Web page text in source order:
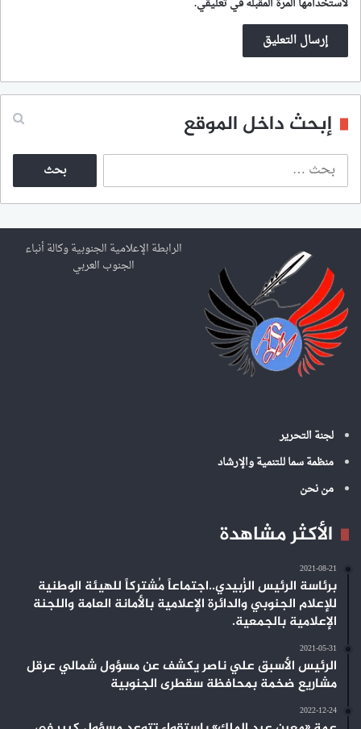
إبحث داخل الموقع
ث
ع
ن
الرابطة الإعلامية الجنوبية وكالة أنباء
الجنوب العربي
لجنة التحرير
منظمة سما للتنمية والإرشاد
من نحن
الأكثر مشاهدة
2021-08-21
برئاسة الرئيس الزُبيدي..اجتماعاً مُشتركاً للهيئة الوطنية
للإعلام الجنوبي والدائرة الإعلامية بالأمانة العامة واللجنة
الإعلامية بالجمعية.
2021-05-31
الرئيس الأسبق علي ناصر يكشف عن مسؤول شمالي عرقل
مشاريع ضخمة بمحافظة سقطرى الجنوبية
2022-12-24